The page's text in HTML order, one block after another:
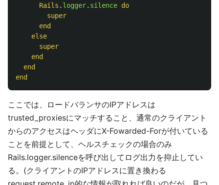
Rails . logger. silence do
super
end
else
super
end
end
end
ここでは、ロードバランサのIPアドレスは
trusted_proxiesにマッチすること、通常のクライアント
からのアクセスはヘッダにX-Fowarded-Forが付いている
ことを前提として、ヘルスチェックの場合のみ
Rails.logger.silenceを呼び出してログ出力を抑止してい
る。(クライアントのIPアドレスに置き換わる